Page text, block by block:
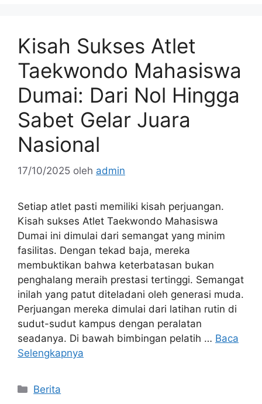
Kisah Sukses Atlet
Taekwondo Mahasiswa
Dumai: Dari Nol Hingga
Sabet Gelar Juara
Nasional
17/10/2025 oleh admin
Setiap atlet pasti memiliki kisah perjuangan.
Kisah sukses Atlet Taekwondo Mahasiswa
Dumai ini dimulai dari semangat yang minim
fasilitas. Dengan tekad baja, mereka
membuktikan bahwa keterbatasan bukan
penghalang meraih prestasi tertinggi. Semangat
inilah yang patut diteladani oleh generasi muda.
Perjuangan mereka dimulai dari latihan rutin di
sudut-sudut kampus dengan peralatan
seadanya. Di bawah bimbingan pelatih … Baca
Selengkapnya
Kategori
Berita